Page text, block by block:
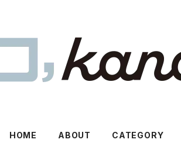
HOME ABOUT CATEGORY